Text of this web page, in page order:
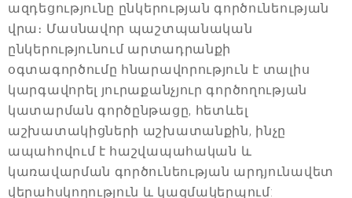
ազդեցությունը ընկերության գործունեության
վրա։ Մասնավոր պաշտպանական
ընկերությունում արտադրանքի
օգտագործումը հնարավորություն է տալիս
կարգավորել յուրաքանչյուր գործողության
կատարման գործընթացը, հետևել
աշխատակիցների աշխատանքին, ինչը
ապահովում է հաշվապահական և
կառավարման գործունեության արդյունավետ
վերահսկողություն և կազմակերպում: